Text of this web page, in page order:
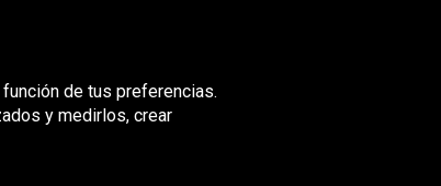
de tus preferencias.
y medirlos, crear